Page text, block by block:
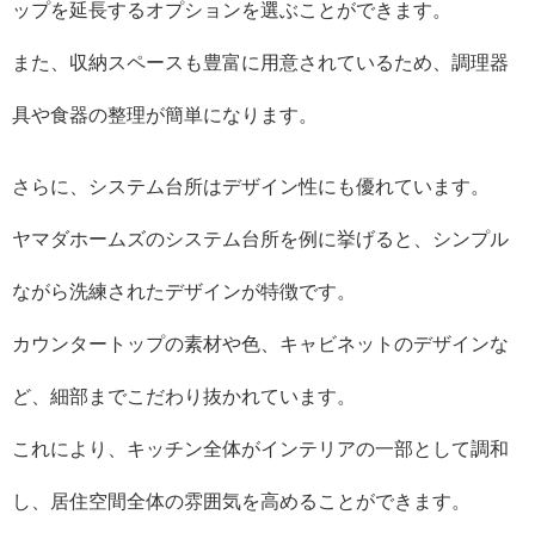
ップを延長するオプションを選ぶことができます。
また、収納スペースも豊富に用意されているため、調理器
具や食器の整理が簡単になります。
さらに、システム台所はデザイン性にも優れています。
ヤマダホームズのシステム台所を例に挙げると、シンプル
ながら洗練されたデザインが特徴です。
カウンタートップの素材や色、キャビネットのデザインな
ど、細部までこだわり抜かれています。
これにより、キッチン全体がインテリアの一部として調和
し、居住空間全体の雰囲気を高めることができます。